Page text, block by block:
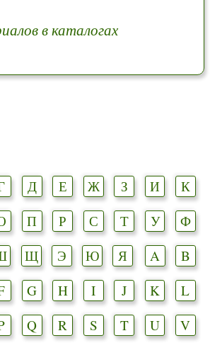
в каталогах
Д Е Ж З И
К
П Р С Т У
Ф
Щ Э Ю Я A
B
G H I J K
L
Q R S T U
V